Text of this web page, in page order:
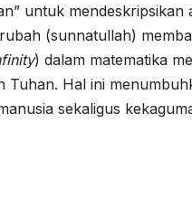
untuk
(sunnatullah)
) dalam matematika
Tuhan. Hal ini
sekaligus